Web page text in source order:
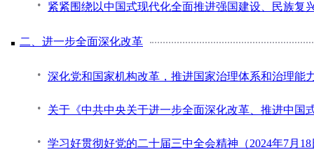
紧紧围绕以中国式现代化全面推进强国建设、民族复
二、进一步全面深化改革
深化党和国家机构改革，推进国家治理体系和治理能
关于《中共中央关于进一步全面深化改革、推进中国
学习好贯彻好党的二十届三中全会精神（2024年7月18